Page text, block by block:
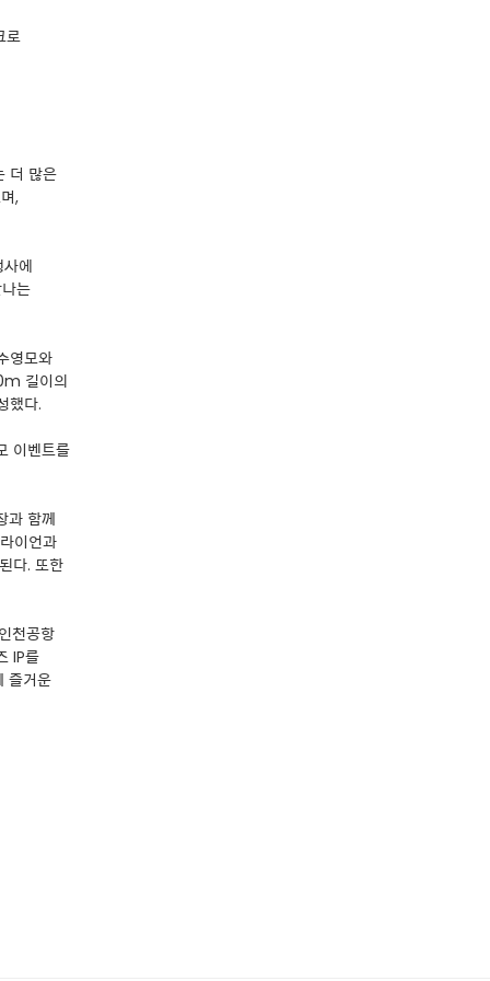
로
더 많은
,
에
는
영모와
길이의
했다.
이벤트를
과 함께
이언과
다. 또한
천공항
IP를
즐거운